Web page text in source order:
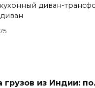
диван-
грузов из Индии: